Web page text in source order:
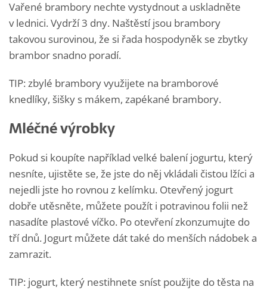
Vařené brambory nechte vystydnout a uskladněte
v lednici. Vydrží 3 dny. Naštěstí jsou brambory
takovou surovinou, že si řada hospodyněk se zbytky
brambor snadno poradí.
TIP: zbylé brambory využijete na bramborové
knedlíky, šišky s mákem, zapékané brambory.
Mléčné výrobky
Pokud si koupíte například velké balení jogurtu, který
nesníte, ujistěte se, že jste do něj vkládali čistou lžíci a
nejedli jste ho rovnou z kelímku. Otevřený jogurt
dobře utěsněte, můžete použít i potravinou folii než
nasadíte plastové víčko. Po otevření zkonzumujte do
tří dnů. Jogurt můžete dát také do menších nádobek a
zamrazit.
TIP: jogurt, který nestihnete sníst použijte do těsta na